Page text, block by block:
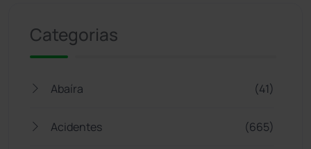
Categorias
Abaíra (41)
Acidentes (665)